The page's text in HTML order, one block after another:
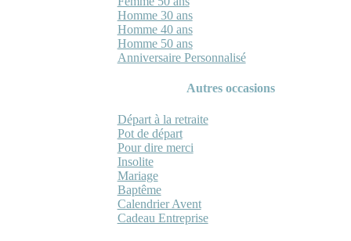
Homme 30 ans
Homme 40 ans
Homme 50 ans
Anniversaire Personnalisé
Autres occasions
Départ à la retraite
Pot de départ
Pour dire merci
Insolite
Mariage
Baptême
Calendrier Avent
Cadeau Entreprise